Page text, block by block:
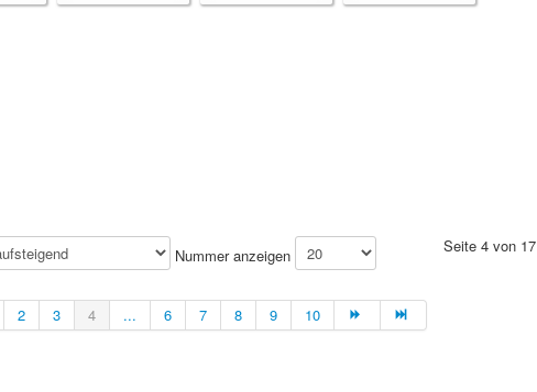
Nummer anzeigen Seite 4 von 17
2 3 4 ... 6 7 8 9 10